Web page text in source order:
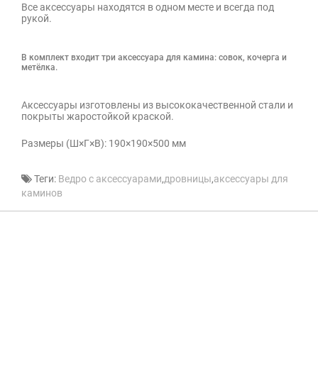
Все аксессуары находятся в одном месте и всегда под
рукой.
В комплект входит три аксессуара для камина: совок, кочерга и
метёлка.
Аксессуары изготовлены из высококачественной стали и
покрыты жаростойкой краской.
Размеры (Ш×Г×В): 190×190×500 мм
Теги: Ведро с аксессуарами,дровницы,аксессуары для
каминов